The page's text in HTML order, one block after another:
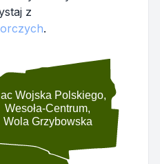
z
.
Wojska Polskiego,
Wesoła-Centrum,
Wola Grzybowska